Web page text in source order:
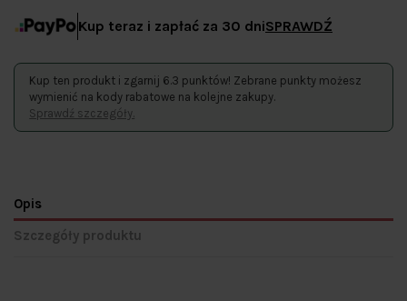
Kup teraz i zapłać za 30 dniSPRAWDŹ
Kup ten produkt i zgarnij 6.3 punktów! Zebrane punkty możesz
wymienić na kody rabatowe na kolejne zakupy.
Sprawdź szczegóły.
Opis
Szczegóły produktu